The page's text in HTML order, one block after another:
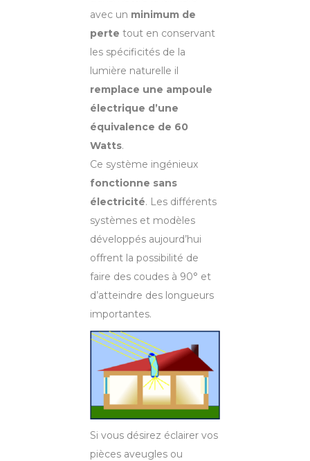
avec un minimum de
perte tout en conservant
les spécificités de la
lumière naturelle il
remplace une ampoule
électrique d’une
équivalence de 60
Watts.
Ce système ingénieux
fonctionne sans
électricité. Les différents
systèmes et modèles
développés aujourd’hui
offrent la possibilité de
faire des coudes à 90° et
d’atteindre des longueurs
importantes.
Si vous désirez éclairer vos
pièces aveugles ou